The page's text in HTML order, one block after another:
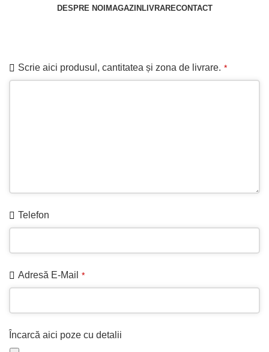
DESPRE NOI MAGAZIN LIVRARECONTACT
Scrie aici produsul, cantitatea și zona de livrare. *
Telefon
Adresă E-Mail *
Încarcă aici poze cu detalii